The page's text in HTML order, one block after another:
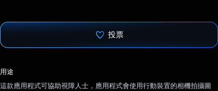
投票
用途
這款應用程式可協助視障人士，應用程式會使用行動裝置的相機拍攝圖